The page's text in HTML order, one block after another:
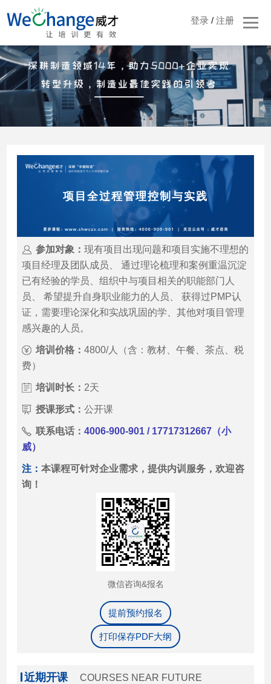
登录/ 注册
项目全过程管理控制与实践
参加对象：现有项目出现问题和项目实施不理想的
项目经理及团队成员、 通过理论梳理和案例重温沉淀
已有经验的学员、组织中与项目相关的职能部门人
员、 希望提升自身职业能力的人员、 获得过PMP认
证，需要理论深化和实战巩固的学、其他对项目管理
感兴趣的人员。
培训价格：4800/人（含：教材、午餐、茶点、税
费）
培训时长： 2天
授课形式：公开课
联系电话：4006-900-901 / 17717312667（小
威）
注：本课程可针对企业需求，提供内训服务，欢迎咨
询！
微信咨询&报名
提前预约报名
打印保存PDF大纲
近期开课 COURSES NEAR FUTURE